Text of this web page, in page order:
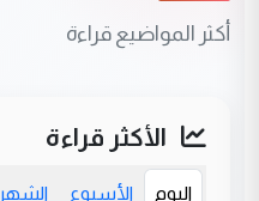
أكثر المواضيع قراءة
الأكثر قراءة
اليوم الأسبوع الشهر